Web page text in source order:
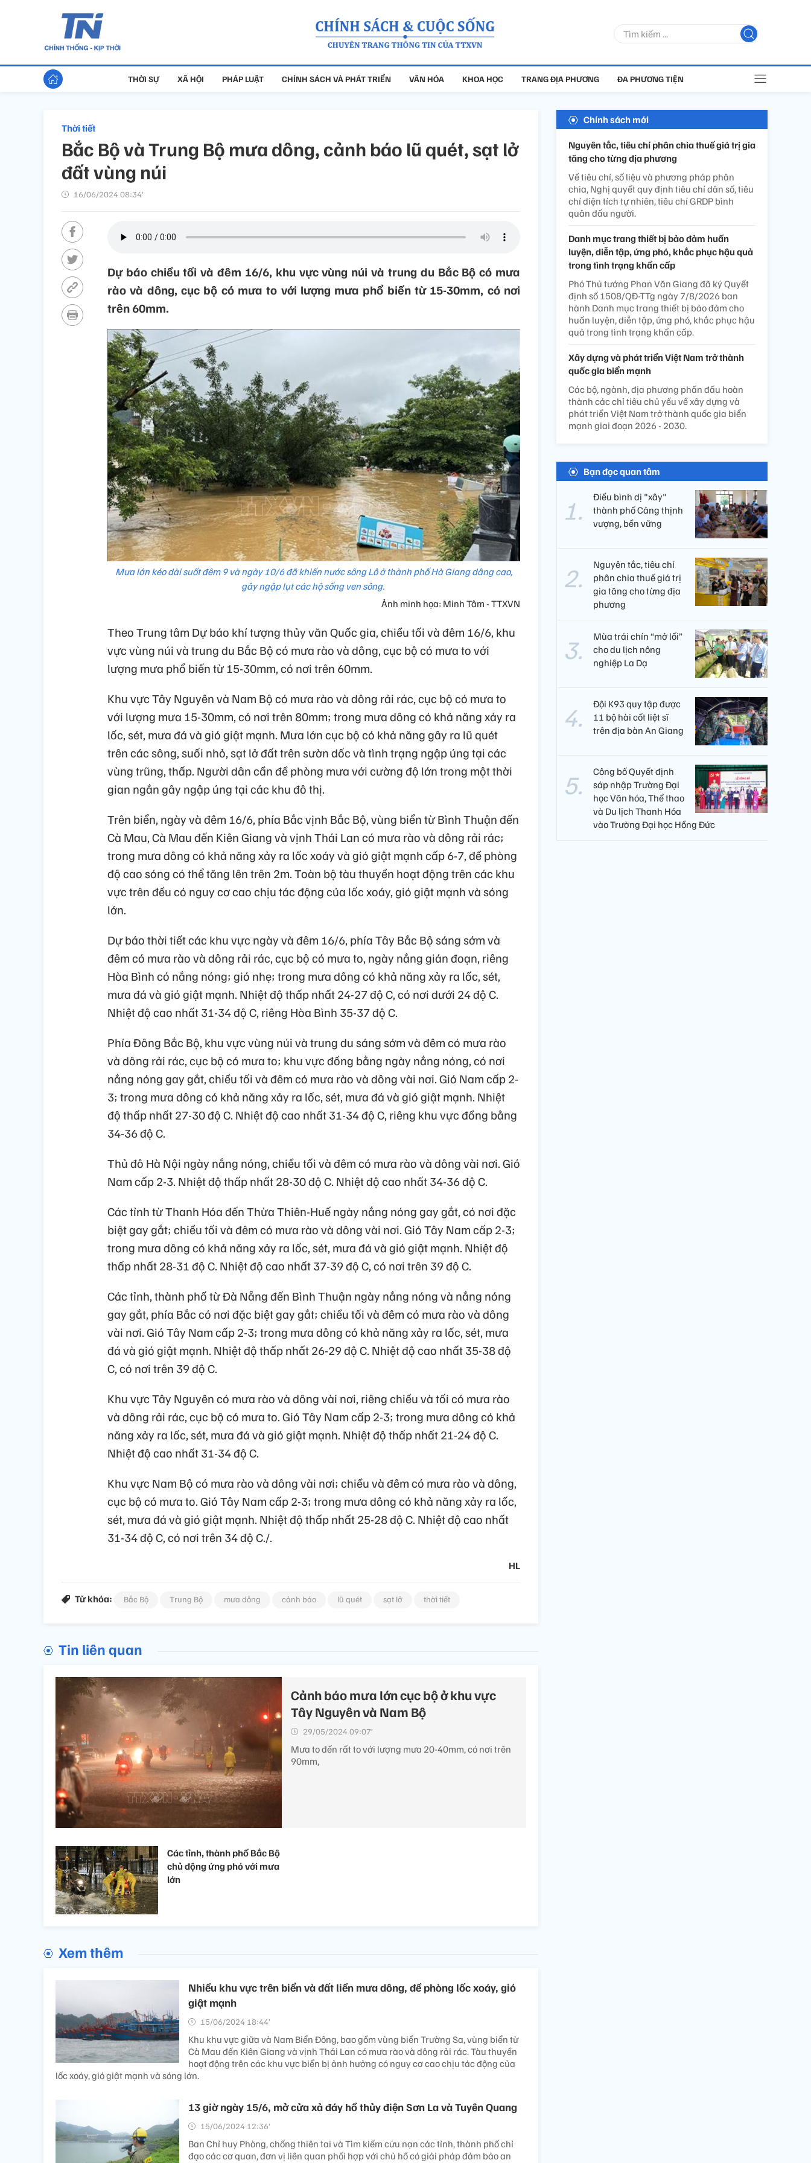
THỜI SỰ XÃ HỘI PHÁP LUẬT CHÍNH SÁCH VÀ PHÁT TRIỂN VĂN HÓA KHOA HỌC TRANG ĐỊA PHƯƠNG ĐA PHƯƠNG TIỆN
Thời tiết
Bắc Bộ và Trung Bộ mưa dông, cảnh báo lũ quét, sạt lở
đất vùng núi
16/06/2024 08:34’
Dự báo chiều tối và đêm 16/6, khu vực vùng núi và trung du Bắc Bộ có mưa
rào và dông, cục bộ có mưa to với lượng mưa phổ biến từ 15-30mm, có nơi
trên 60mm.
Mưa lớn kéo dài suốt đêm 9 và ngày 10/6 đã khiến nước sông Lô ở thành phố Hà Giang dâng cao,
gây ngập lụt các hộ sống ven sông.
Ảnh minh họa: Minh Tâm - TTXVN
Theo Trung tâm Dự báo khí tượng thủy văn Quốc gia, chiều tối và đêm 16/6, khu
vực vùng núi và trung du Bắc Bộ có mưa rào và dông, cục bộ có mưa to với
lượng mưa phổ biến từ 15-30mm, có nơi trên 60mm.
Khu vực Tây Nguyên và Nam Bộ có mưa rào và dông rải rác, cục bộ có mưa to
với lượng mưa 15-30mm, có nơi trên 80mm; trong mưa dông có khả năng xảy ra
lốc, sét, mưa đá và gió giật mạnh. Mưa lớn cục bộ có khả năng gây ra lũ quét
trên các sông, suối nhỏ, sạt lở đất trên sườn dốc và tình trạng ngập úng tại các
vùng trũng, thấp. Người dân cần đề phòng mưa với cường độ lớn trong một thời
gian ngắn gây ngập úng tại các khu đô thị.
Trên biển, ngày và đêm 16/6, phía Bắc vịnh Bắc Bộ, vùng biển từ Bình Thuận đến
Cà Mau, Cà Mau đến Kiên Giang và vịnh Thái Lan có mưa rào và dông rải rác;
trong mưa dông có khả năng xảy ra lốc xoáy và gió giật mạnh cấp 6-7, đề phòng
độ cao sóng có thể tăng lên trên 2m. Toàn bộ tàu thuyền hoạt động trên các khu
vực trên đều có nguy cơ cao chịu tác động của lốc xoáy, gió giật mạnh và sóng
lớn.
Dự báo thời tiết các khu vực ngày và đêm 16/6, phía Tây Bắc Bộ sáng sớm và
đêm có mưa rào và dông rải rác, cục bộ có mưa to, ngày nắng gián đoạn, riêng
Hòa Bình có nắng nóng; gió nhẹ; trong mưa dông có khả năng xảy ra lốc, sét,
mưa đá và gió giật mạnh. Nhiệt độ thấp nhất 24-27 độ C, có nơi dưới 24 độ C.
Nhiệt độ cao nhất 31-34 độ C, riêng Hòa Bình 35-37 độ C.
Phía Đông Bắc Bộ, khu vực vùng núi và trung du sáng sớm và đêm có mưa rào
và dông rải rác, cục bộ có mưa to; khu vực đồng bằng ngày nắng nóng, có nơi
nắng nóng gay gắt, chiều tối và đêm có mưa rào và dông vài nơi. Gió Nam cấp 2-
3; trong mưa dông có khả năng xảy ra lốc, sét, mưa đá và gió giật mạnh. Nhiệt
độ thấp nhất 27-30 độ C. Nhiệt độ cao nhất 31-34 độ C, riêng khu vực đồng bằng
34-36 độ C.
Thủ đô Hà Nội ngày nắng nóng, chiều tối và đêm có mưa rào và dông vài nơi. Gió
Nam cấp 2-3. Nhiệt độ thấp nhất 28-30 độ C. Nhiệt độ cao nhất 34-36 độ C.
Các tỉnh từ Thanh Hóa đến Thừa Thiên-Huế ngày nắng nóng gay gắt, có nơi đặc
biệt gay gắt; chiều tối và đêm có mưa rào và dông vài nơi. Gió Tây Nam cấp 2-3;
trong mưa dông có khả năng xảy ra lốc, sét, mưa đá và gió giật mạnh. Nhiệt độ
thấp nhất 28-31 độ C. Nhiệt độ cao nhất 37-39 độ C, có nơi trên 39 độ C.
Các tỉnh, thành phố từ Đà Nẵng đến Bình Thuận ngày nắng nóng và nắng nóng
gay gắt, phía Bắc có nơi đặc biệt gay gắt; chiều tối và đêm có mưa rào và dông
vài nơi. Gió Tây Nam cấp 2-3; trong mưa dông có khả năng xảy ra lốc, sét, mưa
đá và gió giật mạnh. Nhiệt độ thấp nhất 26-29 độ C. Nhiệt độ cao nhất 35-38 độ
C, có nơi trên 39 độ C.
Khu vực Tây Nguyên có mưa rào và dông vài nơi, riêng chiều và tối có mưa rào
và dông rải rác, cục bộ có mưa to. Gió Tây Nam cấp 2-3; trong mưa dông có khả
năng xảy ra lốc, sét, mưa đá và gió giật mạnh. Nhiệt độ thấp nhất 21-24 độ C.
Nhiệt độ cao nhất 31-34 độ C.
Khu vực Nam Bộ có mưa rào và dông vài nơi; chiều và đêm có mưa rào và dông,
cục bộ có mưa to. Gió Tây Nam cấp 2-3; trong mưa dông có khả năng xảy ra lốc,
sét, mưa đá và gió giật mạnh. Nhiệt độ thấp nhất 25-28 độ C. Nhiệt độ cao nhất
31-34 độ C, có nơi trên 34 độ C./.
HL
Từ khóa: Bắc Bộ Trung Bộ mưa dông cảnh báo lũ quét sạt lở thời tiết
Tin liên quan
Cảnh báo mưa lớn cục bộ ở khu vực
Tây Nguyên và Nam Bộ
29/05/2024 09:07’
Mưa to đến rất to với lượng mưa 20-40mm, có nơi trên
90mm,
Các tỉnh, thành phố Bắc Bộ
chủ động ứng phó với mưa
lớn
Xem thêm
Nhiều khu vực trên biển và đất liền mưa dông, đề phòng lốc xoáy, gió
giật mạnh
15/06/2024 18:44’
Khu khu vực giữa và Nam Biển Đông, bao gồm vùng biển Trường Sa, vùng biển từ
Cà Mau đến Kiên Giang và vịnh Thái Lan có mưa rào và dông rải rác. Tàu thuyền
hoạt động trên các khu vực biển bị ảnh hưởng có nguy cơ cao chịu tác động của
lốc xoáy, gió giật mạnh và sóng lớn.
13 giờ ngày 15/6, mở cửa xả đáy hồ thủy điện Sơn La và Tuyên Quang
15/06/2024 12:36’
Ban Chỉ huy Phòng, chống thiên tai và Tìm kiếm cứu nạn các tỉnh, thành phố chỉ
đạo các cơ quan, đơn vị liên quan phối hợp với chủ hồ có giải pháp đảm bảo an
Chính sách mới
Nguyên tắc, tiêu chí phân chia thuế giá trị gia
tăng cho từng địa phương
Về tiêu chí, số liệu và phương pháp phân
chia, Nghị quyết quy định tiêu chí dân số, tiêu
chí diện tích tự nhiên, tiêu chí GRDP bình
quân đầu người.
Danh mục trang thiết bị bảo đảm huấn
luyện, diễn tập, ứng phó, khắc phục hậu quả
trong tình trạng khẩn cấp
Phó Thủ tướng Phan Văn Giang đã ký Quyết
định số 1508/QĐ-TTg ngày 7/8/2026 ban
hành Danh mục trang thiết bị bảo đảm cho
huấn luyện, diễn tập, ứng phó, khắc phục hậu
quả trong tình trạng khẩn cấp.
Xây dựng và phát triển Việt Nam trở thành
quốc gia biển mạnh
Các bộ, ngành, địa phương phấn đấu hoàn
thành các chỉ tiêu chủ yếu về xây dựng và
phát triển Việt Nam trở thành quốc gia biển
mạnh giai đoạn 2026 - 2030.
Bạn đọc quan tâm
Điều bình dị "xây"
thành phố Cảng thịnh
vượng, bền vững
Nguyên tắc, tiêu chí
phân chia thuế giá trị
gia tăng cho từng địa
phương
Mùa trái chín “mở lối”
cho du lịch nông
nghiệp La Dạ
Đội K93 quy tập được
11 bộ hài cốt liệt sĩ
trên địa bàn An Giang
Công bố Quyết định
sáp nhập Trường Đại
học Văn hóa, Thể thao
và Du lịch Thanh Hóa
vào Trường Đại học Hồng Đức